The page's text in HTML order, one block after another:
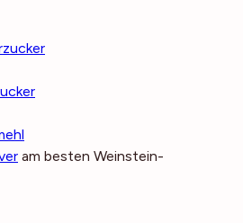
am besten Weinstein-